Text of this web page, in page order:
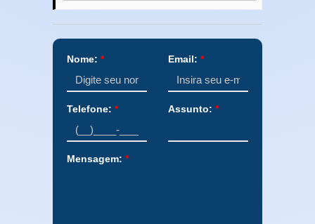
Nome: * Email: *
Telefone: * Assunto: *
Mensagem: *